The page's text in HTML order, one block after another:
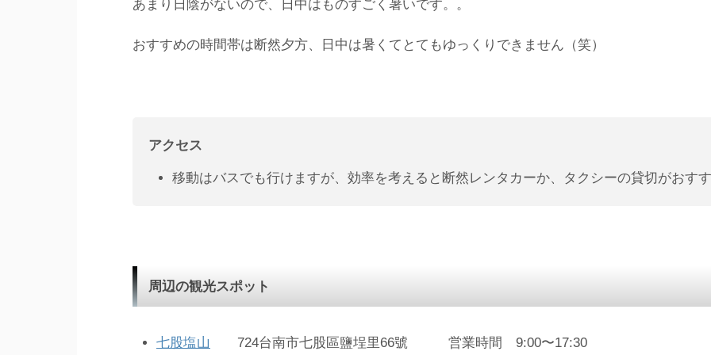
あまり日陰がないので、日中はものすごく暑いです。。
おすすめの時間帯は断然夕方、日中は暑くてとてもゆっくりできません（笑）
アクセス
移動はバスでも行けますが、効率を考えると断然レンタカーか、タクシーの貸切がおす
周辺の観光スポット
七股塩山 724台南市七股區鹽埕里66號 営業時間 9:00〜17:30